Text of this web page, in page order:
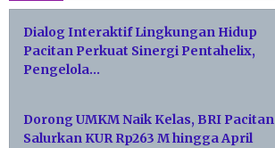
Dialog Interaktif Lingkungan Hidup
Pacitan Perkuat Sinergi Pentahelix,
Pengelola…
Dorong UMKM Naik Kelas, BRI Pacitan
Salurkan KUR Rp263 M hingga April